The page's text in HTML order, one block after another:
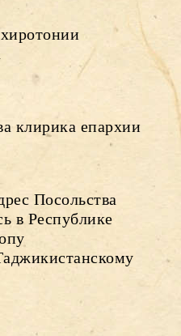
клирика епархии
Посольства
в Республике